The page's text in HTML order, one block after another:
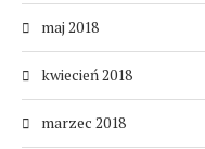
maj 2018
kwiecień 2018
marzec 2018